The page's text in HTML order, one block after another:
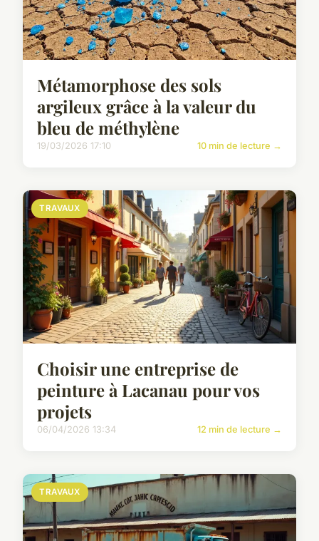
Métamorphose des sols
argileux grâce à la valeur du
bleu de méthylène
19/03/2026 17:10 10 min de lecture →
TRAVAUX
Choisir une entreprise de
peinture à Lacanau pour vos
projets
06/04/2026 13:34 12 min de lecture →
TRAVAUX